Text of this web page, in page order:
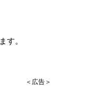
す。
＜広告＞